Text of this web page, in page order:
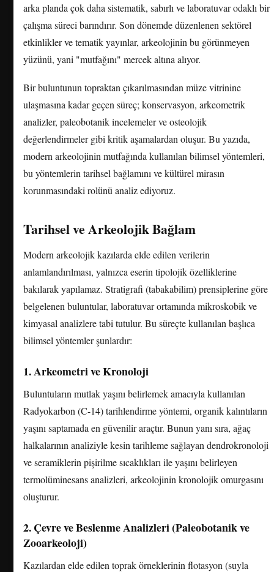
arka planda çok daha sistematik, sabırlı ve laboratuvar odaklı bir
çalışma süreci barındırır. Son dönemde düzenlenen sektörel
etkinlikler ve tematik yayınlar, arkeolojinin bu görünmeyen
yüzünü, yani "mutfağını" mercek altına alıyor.
Bir buluntunun topraktan çıkarılmasından müze vitrinine
ulaşmasına kadar geçen süreç; konservasyon, arkeometrik
analizler, paleobotanik incelemeler ve osteolojik
değerlendirmeler gibi kritik aşamalardan oluşur. Bu yazıda,
modern arkeolojinin mutfağında kullanılan bilimsel yöntemleri,
bu yöntemlerin tarihsel bağlamını ve kültürel mirasın
korunmasındaki rolünü analiz ediyoruz.
Tarihsel ve Arkeolojik Bağlam
Modern arkeolojik kazılarda elde edilen verilerin
anlamlandırılması, yalnızca eserin tipolojik özelliklerine
bakılarak yapılamaz. Stratigrafi (tabakabilim) prensiplerine göre
belgelenen buluntular, laboratuvar ortamında mikroskobik ve
kimyasal analizlere tabi tutulur. Bu süreçte kullanılan başlıca
bilimsel yöntemler şunlardır:
1. Arkeometri ve Kronoloji
Buluntuların mutlak yaşını belirlemek amacıyla kullanılan
Radyokarbon (C-14) tarihlendirme yöntemi, organik kalıntıların
yaşını saptamada en güvenilir araçtır. Bunun yanı sıra, ağaç
halkalarının analiziyle kesin tarihleme sağlayan dendrokronoloji
ve seramiklerin pişirilme sıcaklıkları ile yaşını belirleyen
termolüminesans analizleri, arkeolojinin kronolojik omurgasını
oluşturur.
2. Çevre ve Beslenme Analizleri (Paleobotanik ve
Zooarkeoloji)
Kazılardan elde edilen toprak örneklerinin flotasyon (suyla